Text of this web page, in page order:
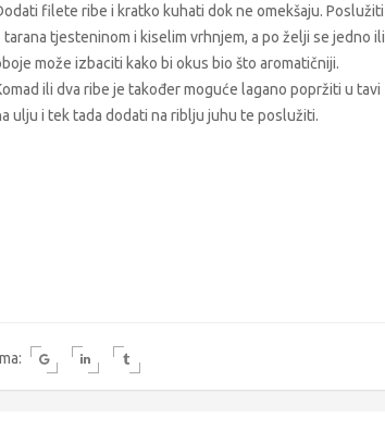
filete ribe i kratko kuhati dok ne omekšaju. Poslužiti
tarana tjesteninom i kiselim vrhnjem, a po želji se jedno ili
može izbaciti kako bi okus bio što aromatičniji.
ili dva ribe je također moguće lagano popržiti u tavi
ulju i tek tada dodati na riblju juhu te poslužiti.